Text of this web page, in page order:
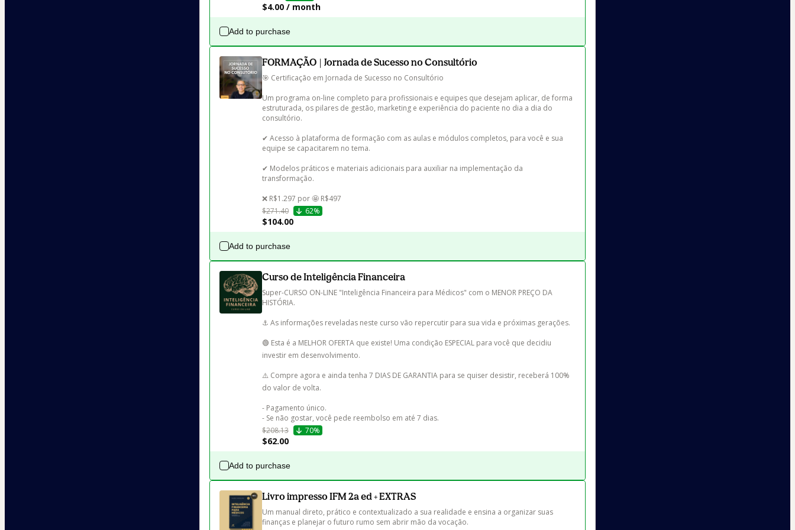
$4.00 / month
Add to purchase
FORMAÇÃO | Jornada de Sucesso no Consultório
🎯 Certificação em Jornada de Sucesso no Consultório
Um programa on-line completo para profissionais e equipes que desejam aplicar, de forma
estruturada, os pilares de gestão, marketing e experiência do paciente no dia a dia do
consultório.
✔ Acesso à plataforma de formação com as aulas e módulos completos, para você e sua
equipe se capacitarem no tema.
✔ Modelos práticos e materiais adicionais para auxiliar na implementação da
transformação.
❌ R$1.297 por 🤩 R$497
$271.40
62%
$104.00
Add to purchase
Curso de Inteligência Financeira
Super-CURSO ON-LINE "Inteligência Financeira para Médicos" com o MENOR PREÇO DA
HISTÓRIA.
⚓️ As informações reveladas neste curso vão repercutir para sua vida e próximas gerações.
🟢 Esta é a MELHOR OFERTA que existe! Uma condição ESPECIAL para você que decidiu
investir em desenvolvimento.
⚠️ Compre agora e ainda tenha 7 DIAS DE GARANTIA para se quiser desistir, receberá 100%
do valor de volta.
- Pagamento único.
- Se não gostar, você pede reembolso em até 7 dias.
$208.13
70%
$62.00
Add to purchase
Livro impresso IFM 2a ed + EXTRAS
Um manual direto, prático e contextualizado a sua realidade e ensina a organizar suas
finanças e planejar o futuro rumo sem abrir mão da vocação.